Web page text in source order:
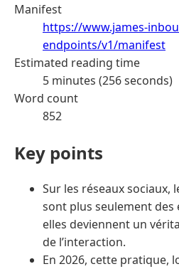
Manifest
https://www.james-
endpoints/v1/manifest
Estimated reading time
5 minutes (256 seconds)
Word count
852
Key points
Sur les réseaux sociaux,
sont plus seulement
elles deviennent un
de l’interaction.
En 2026, cette pratique,